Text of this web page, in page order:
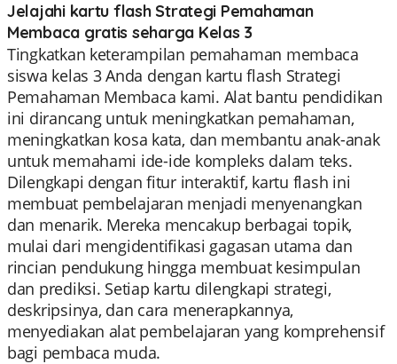
Jelajahi kartu flash Strategi Pemahaman
Membaca gratis seharga Kelas 3
Tingkatkan keterampilan pemahaman membaca
siswa kelas 3 Anda dengan kartu flash Strategi
Pemahaman Membaca kami. Alat bantu pendidikan
ini dirancang untuk meningkatkan pemahaman,
meningkatkan kosa kata, dan membantu anak-anak
untuk memahami ide-ide kompleks dalam teks.
Dilengkapi dengan fitur interaktif, kartu flash ini
membuat pembelajaran menjadi menyenangkan
dan menarik. Mereka mencakup berbagai topik,
mulai dari mengidentifikasi gagasan utama dan
rincian pendukung hingga membuat kesimpulan
dan prediksi. Setiap kartu dilengkapi strategi,
deskripsinya, dan cara menerapkannya,
menyediakan alat pembelajaran yang komprehensif
bagi pembaca muda.